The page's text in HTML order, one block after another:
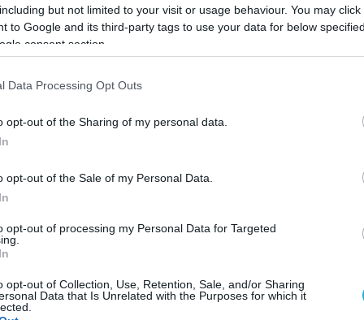
but not limited to your visit or usage behaviour. You may
to Google and its third-party tags to use your data for below
consent section.
Data Processing Opt Outs
opt-out of the Sharing of my personal data.
opt-out of the Sale of my Personal Data.
opt-out of processing my Personal Data for Targeted
opt-out of Collection, Use, Retention, Sale, and/or Sharing
Data that Is Unrelated with the Purposes for which it
του Ντμπεϊμπά ενδέχεται να απορριφθεί, με
εκλογική νομοθεσία ή τουλάχιστον
Λιβύη ήταν κανονική χώρα (αλλά δεν είναι
προγραμματισμένες για τις 24 Δεκεμβρίου,
έχουν συμφωνηθεί οι κανόνες με τους
υπάρχει σοβαρό πρόβλημα στην Λιβύη
στο έδαφός της οι τουρκικές
ο φιλοτουρκικός συνασπισμός
τον λιβυκό εμφύλιο πόλεμο δίνοντας
νίκη για την Άγκυρα.